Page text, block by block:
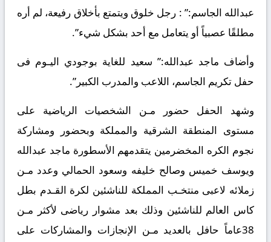
عبدالله الجاسم:” : رجل خلوق ويتمتع بأخلاق رفيعة، لم أره
مطلقًا عصبياً أو يتعامل مع أحد بشكل شيء”.
وأضاف ماجد عبدالله:” سعيد للغاية بوجودي اليـوم فى
حفل تكريم الجاسم، اللاعب والمدرب الكبير”.
وشهد الحفل حضور مـن الشخصيات الرياضية على
مستوى المنطقة الشرقية والمملكة وبحضور ومشاركة
نجوم الكره المخضرمين يتقدمهم الأسطورة ماجد عبدالله
ويوسف خميس وصالح خليفه وسعود الحمالي وعدد مـن
زملائه لاعبى منتخـب المملكة للناشئين لكرة القـدم بطل
كاس العالم للناشئين وذلك بعد مشوار رياضى لأكثر مـن
38عاماً حافل بالعديد مـن الإنجازات والمشاركات على